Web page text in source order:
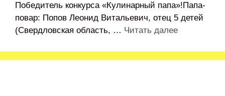
Победитель конкурса «Кулинарный папа»!Папа-
повар: Попов Леонид Витальевич, отец 5 детей
(Свердловская область, … Читать далее